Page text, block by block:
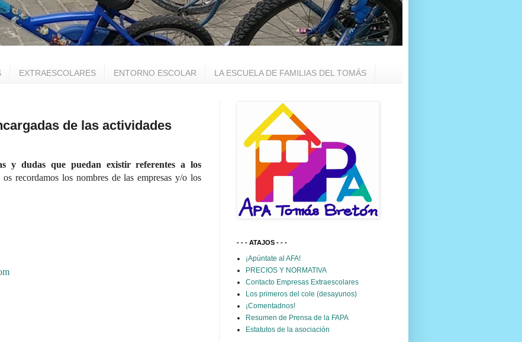
EXTRAESCOLARES ENTORNO ESCOLAR LA ESCUELA DE FAMILIAS DEL TOMÁS
de las actividades
y dudas que puedan existir referentes a los
recordamos los nombres de las empresas y/o los
- - - ATAJOS - - -
¡Apúntate al AFA!
PRECIOS Y NORMATIVA
Contacto Empresas Extraescolares
Los primeros del cole (desayunos)
¡Comentadnos!
Resumen de Prensa de la FAPA
Estatutos de la asociación